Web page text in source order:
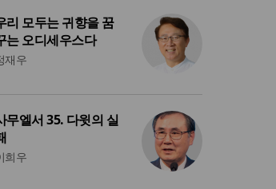
리 모두는 귀향을 꿈
는 오디세우스다
재우
무엘서 35. 다윗의 실
희우